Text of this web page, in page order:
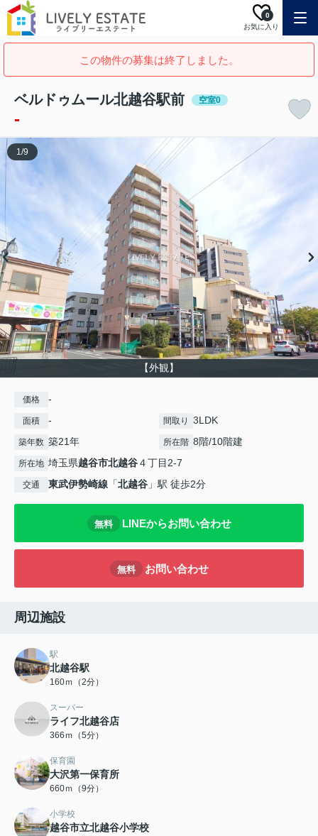
お気に入り
0
この物件の募集は終了しました。
ベルドゥムール北越谷駅前 空室0
-
【外観】
1/9
価格 -
面積 - 間取り 3LDK
築年数 築21年 所在階 8階/10階建
所在地 埼玉県越谷市北越谷４丁目2-7
交通 東武伊勢崎線 「北越谷 」駅 徒歩2分
無料 LINEからお問い合わせ
無料 お問い合わせ
周辺施設
駅
北越谷駅
160ｍ（2分）
スーパー
ライフ北越谷店
366ｍ（5分）
保育園
大沢第一保育所
660ｍ（9分）
小学校
越谷市立北越谷小学校